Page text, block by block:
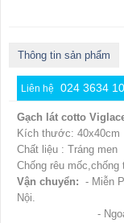
Thông tin sản phẩm
Liên hệ 024 3634
Gạch lát cotto
Kích thước: 40x40cm
Chất liệu : Tráng men
Chống rêu
Vận chuyển: - Miễn
Nội.
- Ngoại tỉnh